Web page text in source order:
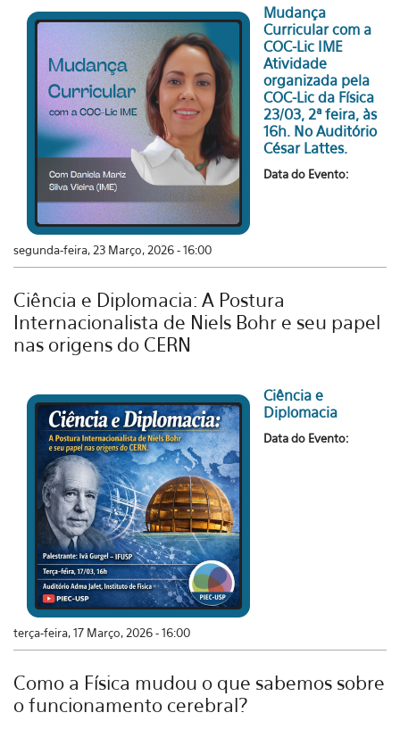
Mudança
Curricular com a
COC-Lic IME
Atividade
organizada pela
COC-Lic da Física
23/03, 2ª feira, às
16h. No Auditório
César Lattes.
Data do Evento:
segunda-feira, 23 Março, 2026 - 16:00
Ciência e Diplomacia: A Postura
Internacionalista de Niels Bohr e seu papel
nas origens do CERN
Ciência e
Diplomacia
Data do Evento:
terça-feira, 17 Março, 2026 - 16:00
Como a Física mudou o que sabemos sobre
o funcionamento cerebral?